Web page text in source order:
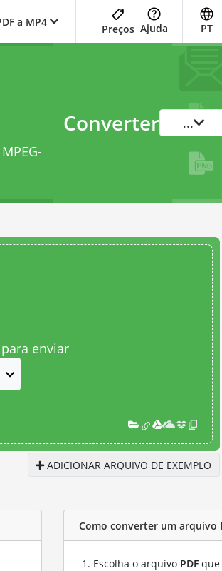
a MP4
Preços Ajuda PT
Converter ...
enviar
ADICIONAR ARQUIVO DE EXEMPLO
Como converter um arquivo
Escolha o arquivo PDF que